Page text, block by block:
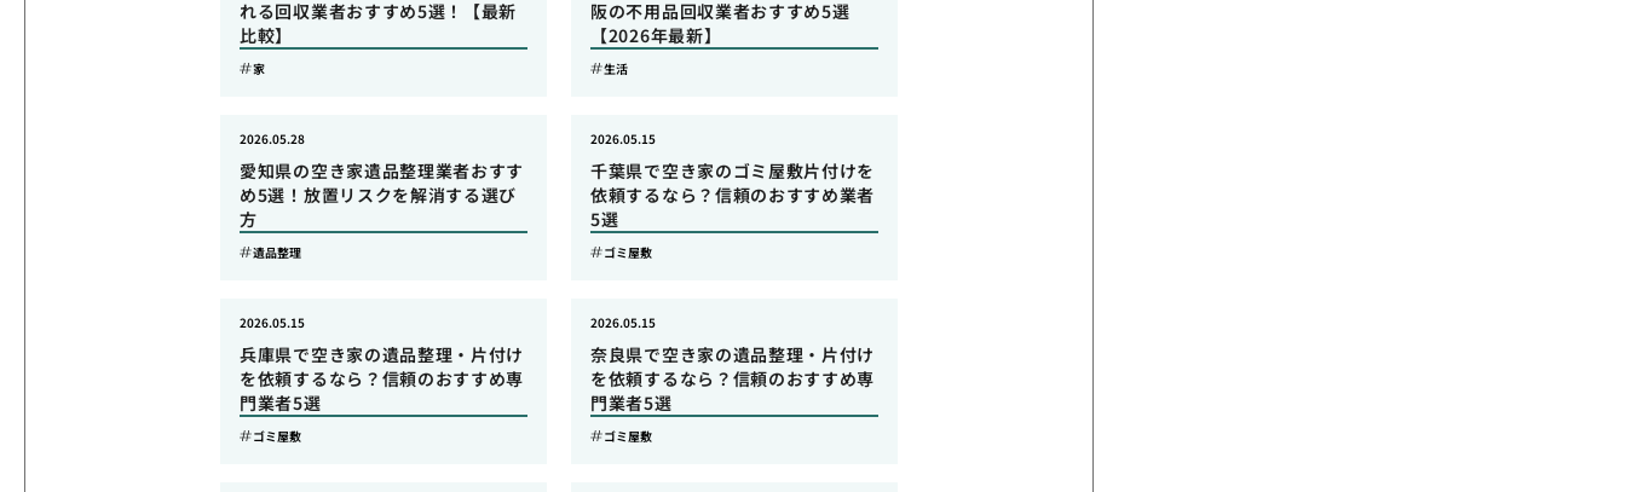
れる回収業者おすすめ5選！【最新
比較】
家
阪の不用品回収業者おすすめ5選
【2026年最新】
生活
愛知県の空き家遺品整理業者おすす
め5選！放置リスクを解消する選び
方
2026.05.28
遺品整理
千葉県で空き家のゴミ屋敷片付けを
依頼するなら？信頼のおすすめ業者
5選
2026.05.15
ゴミ屋敷
兵庫県で空き家の遺品整理・片付け
を依頼するなら？信頼のおすすめ専
門業者5選
2026.05.15
ゴミ屋敷
奈良県で空き家の遺品整理・片付け
を依頼するなら？信頼のおすすめ専
門業者5選
2026.05.15
ゴミ屋敷